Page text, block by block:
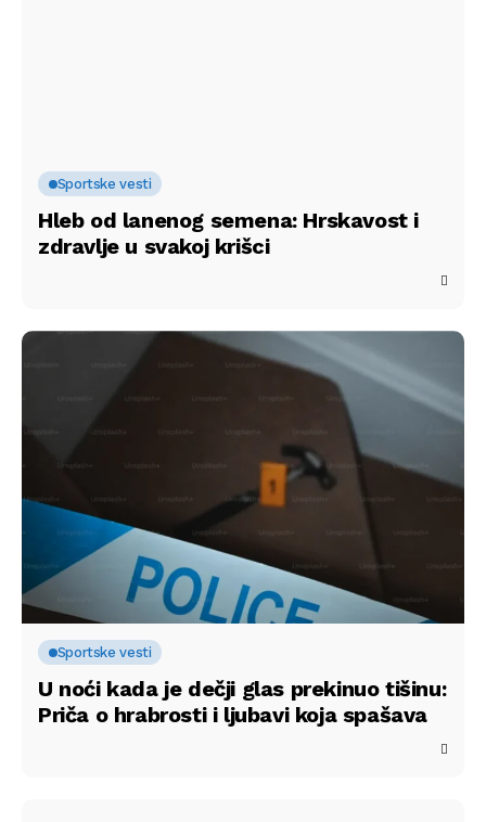
Sportske vesti
Hleb od lanenog semena: Hrskavost i
zdravlje u svakoj krišci
Sportske vesti
U noći kada je dečji glas prekinuo tišinu:
Priča o hrabrosti i ljubavi koja spašava